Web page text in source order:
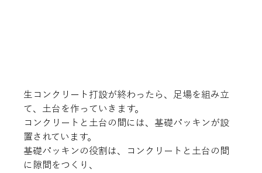
生コンクリート打設が終わったら、足場を組み立
て、土台を作っていきます。
コンクリートと土台の間には、基礎パッキンが設
置されています。
基礎パッキンの役割は、コンクリートと土台の間
に隙間をつくり、